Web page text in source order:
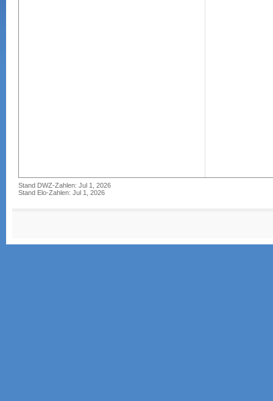
Stand DWZ-Zahlen: Jul 1, 2026
Stand Elo-Zahlen: Jul 1, 2026